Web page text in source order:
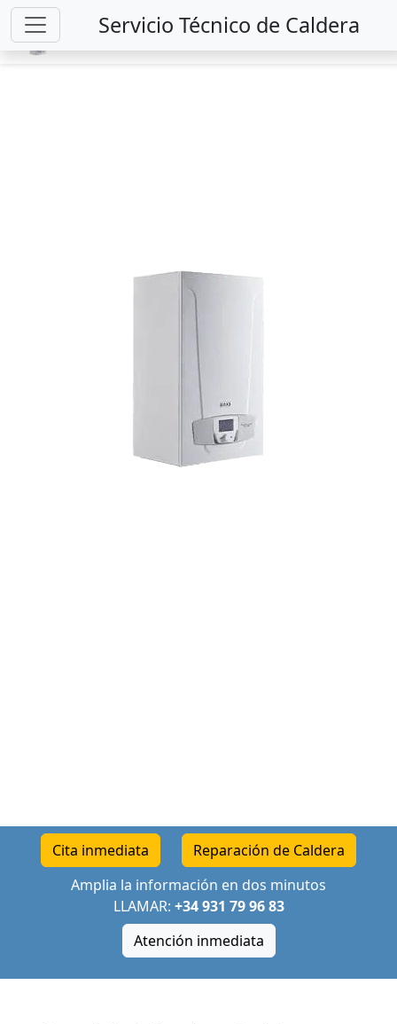
SERVICIO ESPECIALIZADO EN REPARACIONES
Servicio Técnico de Caldera
Cita inmediata
Reparación de Caldera
Amplia la información en dos minutos
LLAMAR: +34 931 79 96 83
Atención inmediata